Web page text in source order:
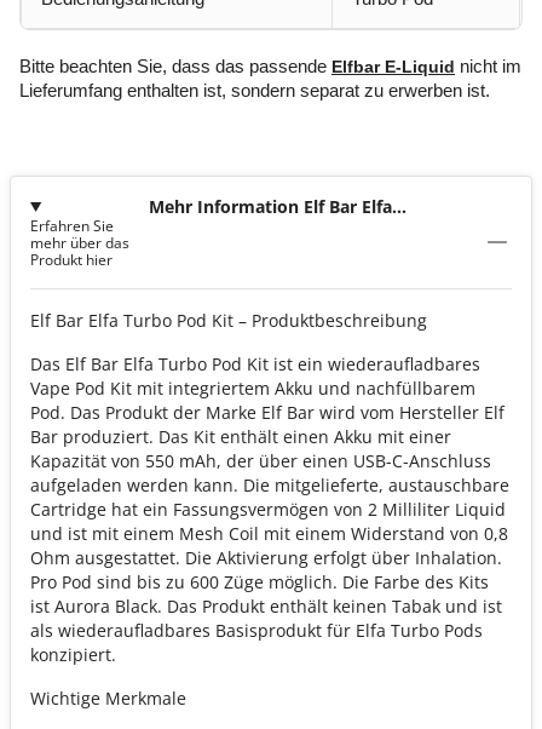
Bitte beachten Sie, dass das passende Elfbar E-Liquid nicht im
Lieferumfang enthalten ist, sondern separat zu erwerben ist.
Mehr Information Elf Bar Elfa
Erfahren Sie
mehr über das
Produkt hier
Elf Bar Elfa Turbo Pod Kit – Produktbeschreibung
Das Elf Bar Elfa Turbo Pod Kit ist ein wiederaufladbares
Vape Pod Kit mit integriertem Akku und nachfüllbarem
Pod. Das Produkt der Marke Elf Bar wird vom Hersteller Elf
Bar produziert. Das Kit enthält einen Akku mit einer
Kapazität von 550 mAh, der über einen USB-C-Anschluss
aufgeladen werden kann. Die mitgelieferte, austauschbare
Cartridge hat ein Fassungsvermögen von 2 Milliliter Liquid
und ist mit einem Mesh Coil mit einem Widerstand von 0,8
Ohm ausgestattet. Die Aktivierung erfolgt über Inhalation.
Pro Pod sind bis zu 600 Züge möglich. Die Farbe des Kits
ist Aurora Black. Das Produkt enthält keinen Tabak und ist
als wiederaufladbares Basisprodukt für Elfa Turbo Pods
konzipiert.
Wichtige Merkmale